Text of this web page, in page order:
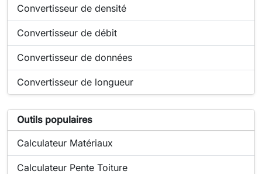
Outil en ligne :
Convertisseur de densité
Outil en ligne :
Convertisseur de débit
Outil en ligne :
Convertisseur de données
Outil en ligne :
Convertisseur de longueur
Outils populaires
Liste d'outils populaires liés à Convertisseur de temps
Outil populaire en ligne :
Calculateur Matériaux
Outil populaire en ligne :
Calculateur Pente Toiture